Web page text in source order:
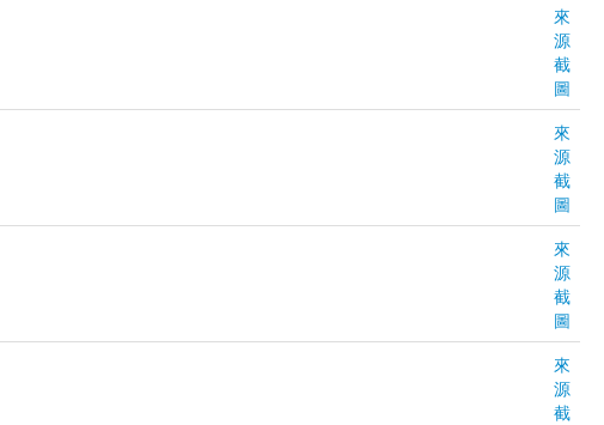
來
源
截
圖
來
源
截
圖
來
源
截
圖
來
源
截